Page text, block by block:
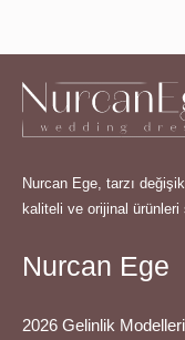
Nurcan Ege, tarzı
kaliteli ve orijinal ürünleri
Nurcan Ege
2026 Gelinlik Modelleri